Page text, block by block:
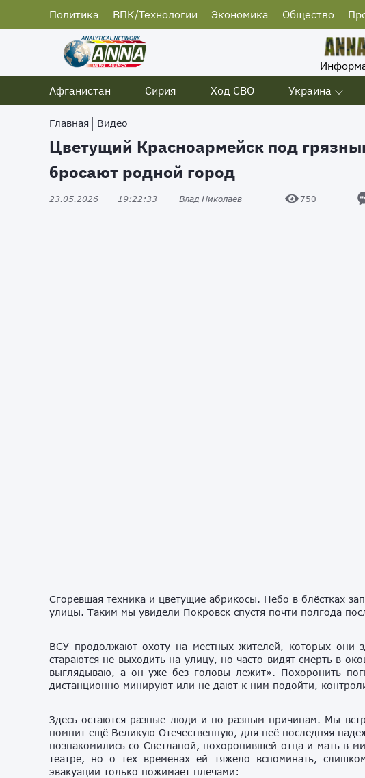
Политика ВПК/Технологии Экономика Общество
Афганистан
Сирия Ход СВО Украина
Главная Видео
Цветущий Красноармейск под
бросают родной город
23.05.2026 19:22:33 Влад Николаев 750
Сгоревшая техника и цветущие абрикосы. Небо в блёстках
улицы. Таким мы увидели Покровск спустя почти полгода
ВСУ продолжают охоту на местных жителей, которых они
стараются не выходить на улицу, но часто видят смерть в
выглядываю, а он уже без головы лежит». Похоронить
дистанционно минируют или не дают к ним подойти,
Здесь остаются разные люди и по разным причинам. Мы
помнит ещё Великую Отечественную, для неё последняя
познакомились со Светланой, похоронившей отца и мать в
театре, но о тех временах ей тяжело вспоминать,
эвакуации только пожимает плечами: